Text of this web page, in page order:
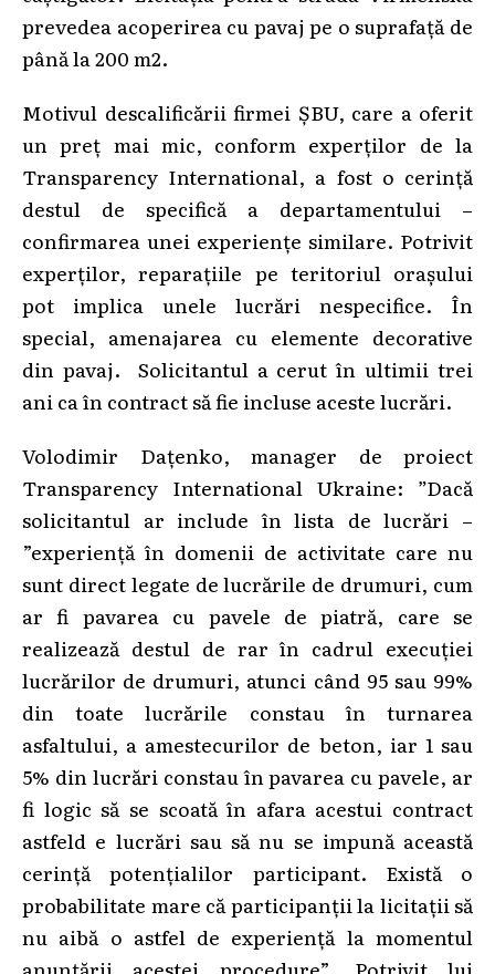
prevedea acoperirea cu pavaj pe o suprafață de
până la 200 m2.
Motivul descalificării firmei ȘBU, care a oferit
un preț mai mic, conform experților de la
Transparency International, a fost o cerință
destul de specifică a departamentului –
confirmarea unei experiențe similare. Potrivit
experților, reparațiile pe teritoriul orașului
pot implica unele lucrări nespecifice. În
special, amenajarea cu elemente decorative
din pavaj. Solicitantul a cerut în ultimii trei
ani ca în contract să fie incluse aceste lucrări.
Volodimir Dațenko, manager de proiect
Transparency International Ukraine: ”Dacă
solicitantul ar include în lista de lucrări –
”experiență în domenii de activitate care nu
sunt direct legate de lucrările de drumuri, cum
ar fi pavarea cu pavele de piatră, care se
realizează destul de rar în cadrul execuției
lucrărilor de drumuri, atunci când 95 sau 99%
din toate lucrările constau în turnarea
asfaltului, a amestecurilor de beton, iar 1 sau
5% din lucrări constau în pavarea cu pavele, ar
fi logic să se scoată în afara acestui contract
astfeld e lucrări sau să nu se impună această
cerință potențialilor participant. Există o
probabilitate mare că participanții la licitații să
nu aibă o astfel de experiență la momentul
anunțării acestei procedure”. Potrivit lui